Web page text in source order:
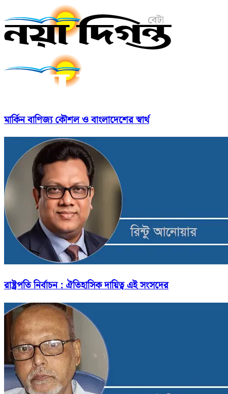
মার্কিন বাণিজ্য কৌশল ও বাংলাদেশের স্বার্থ
রাষ্ট্রপতি নির্বাচন : ঐতিহাসিক দায়িত্ব এই সংসদের